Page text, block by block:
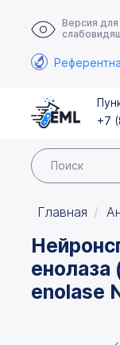
Версия для
+7
Главная
enolase